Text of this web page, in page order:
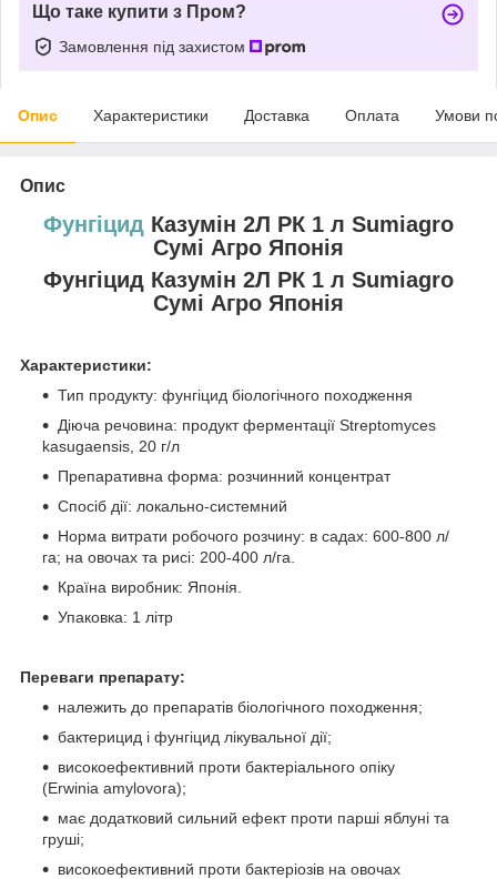
Що таке купити з Пром?
Замовлення під захистом
Опис Характеристики Доставка Оплата Умови
Опис
Фунгіцид Казумін 2Л РК 1 л Sumiagro
Сумі Агро Японія
Фунгіцид Казумін 2Л РК 1 л Sumiagro
Сумі Агро Японія
Характеристики:
Тип продукту: фунгіцид біологічного походження
Діюча речовина: продукт ферментації Streptomyces
kasugaensis, 20 г/л
Препаративна форма: розчинний концентрат
Спосіб дії: локально-системний
Норма витрати робочого розчину: в садах: 600-800 л/
га; на овочах та рисі: 200-400 л/га.
Країна виробник: Японія.
Упаковка: 1 літр
Переваги препарату:
належить до препаратів біологічного походження;
бактерицид і фунгіцид лікувальної дії;
високоефективний проти бактеріального опіку
(Erwinia amylovora);
має додатковий сильний ефект проти парші яблуні та
груші;
високоефективний проти бактеріозів на овочах